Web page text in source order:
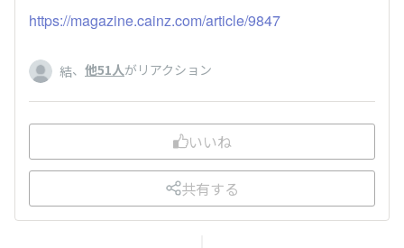
https://magazine.cainz.com/article/9847
結、 他51人がリアクション
いいね
共有する